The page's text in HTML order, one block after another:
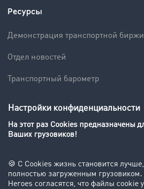
Ресурсы
Демонстрация транспортной биржи
Отдел новостей
Транспортный барометр
Компания
Истории успеха